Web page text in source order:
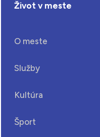
Život v meste
O meste
Služby
Kultúra
Šport